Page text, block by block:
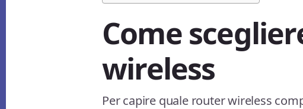
Come
wireless
Per capire quale router wireless